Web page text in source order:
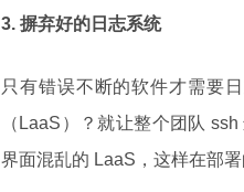
3. 摒弃好的日志系统
只有错误不断的软件才需要
（LaaS）？就让整个团队
界面混乱的 LaaS，这样在部